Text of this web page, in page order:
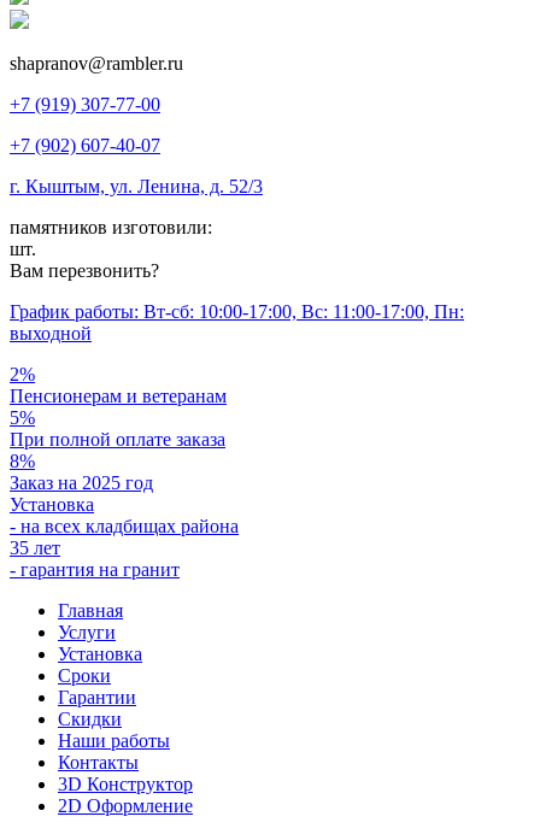
shapranov@rambler.ru
+7 (919) 307-77-00
+7 (902) 607-40-07
г. Кыштым, ул. Ленина, д. 52/3
памятников изготовили:
шт.
Вам перезвонить?
График работы: Вт-сб: 10:00-17:00, Вс: 11:00-17:00, Пн:
выходной
2%
Пенсионерам и ветеранам
5%
При полной оплате заказа
8%
Заказ на 2025 год
Установка
- на всех кладбищах района
35 лет
- гарантия на гранит
Главная
Услуги
Установка
Сроки
Гарантии
Скидки
Наши работы
Контакты
3D Конструктор
2D Оформление